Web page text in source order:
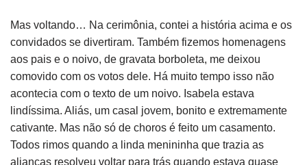
Mas voltando… Na cerimônia, contei a história acima e os
convidados se divertiram. Também fizemos homenagens
aos pais e o noivo, de gravata borboleta, me deixou
comovido com os votos dele. Há muito tempo isso não
acontecia com o texto de um noivo. Isabela estava
lindíssima. Aliás, um casal jovem, bonito e extremamente
cativante. Mas não só de choros é feito um casamento.
Todos rimos quando a linda menininha que trazia as
alianças resolveu voltar para trás quando estava quase